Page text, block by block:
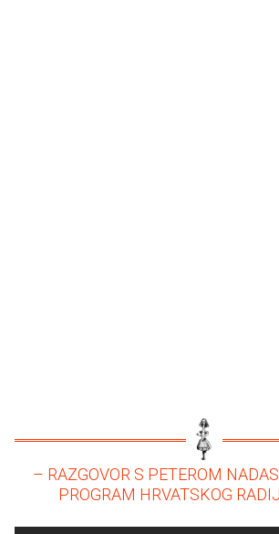
– RAZGOVOR S PETEROM
PROGRAM HRVATSKOG